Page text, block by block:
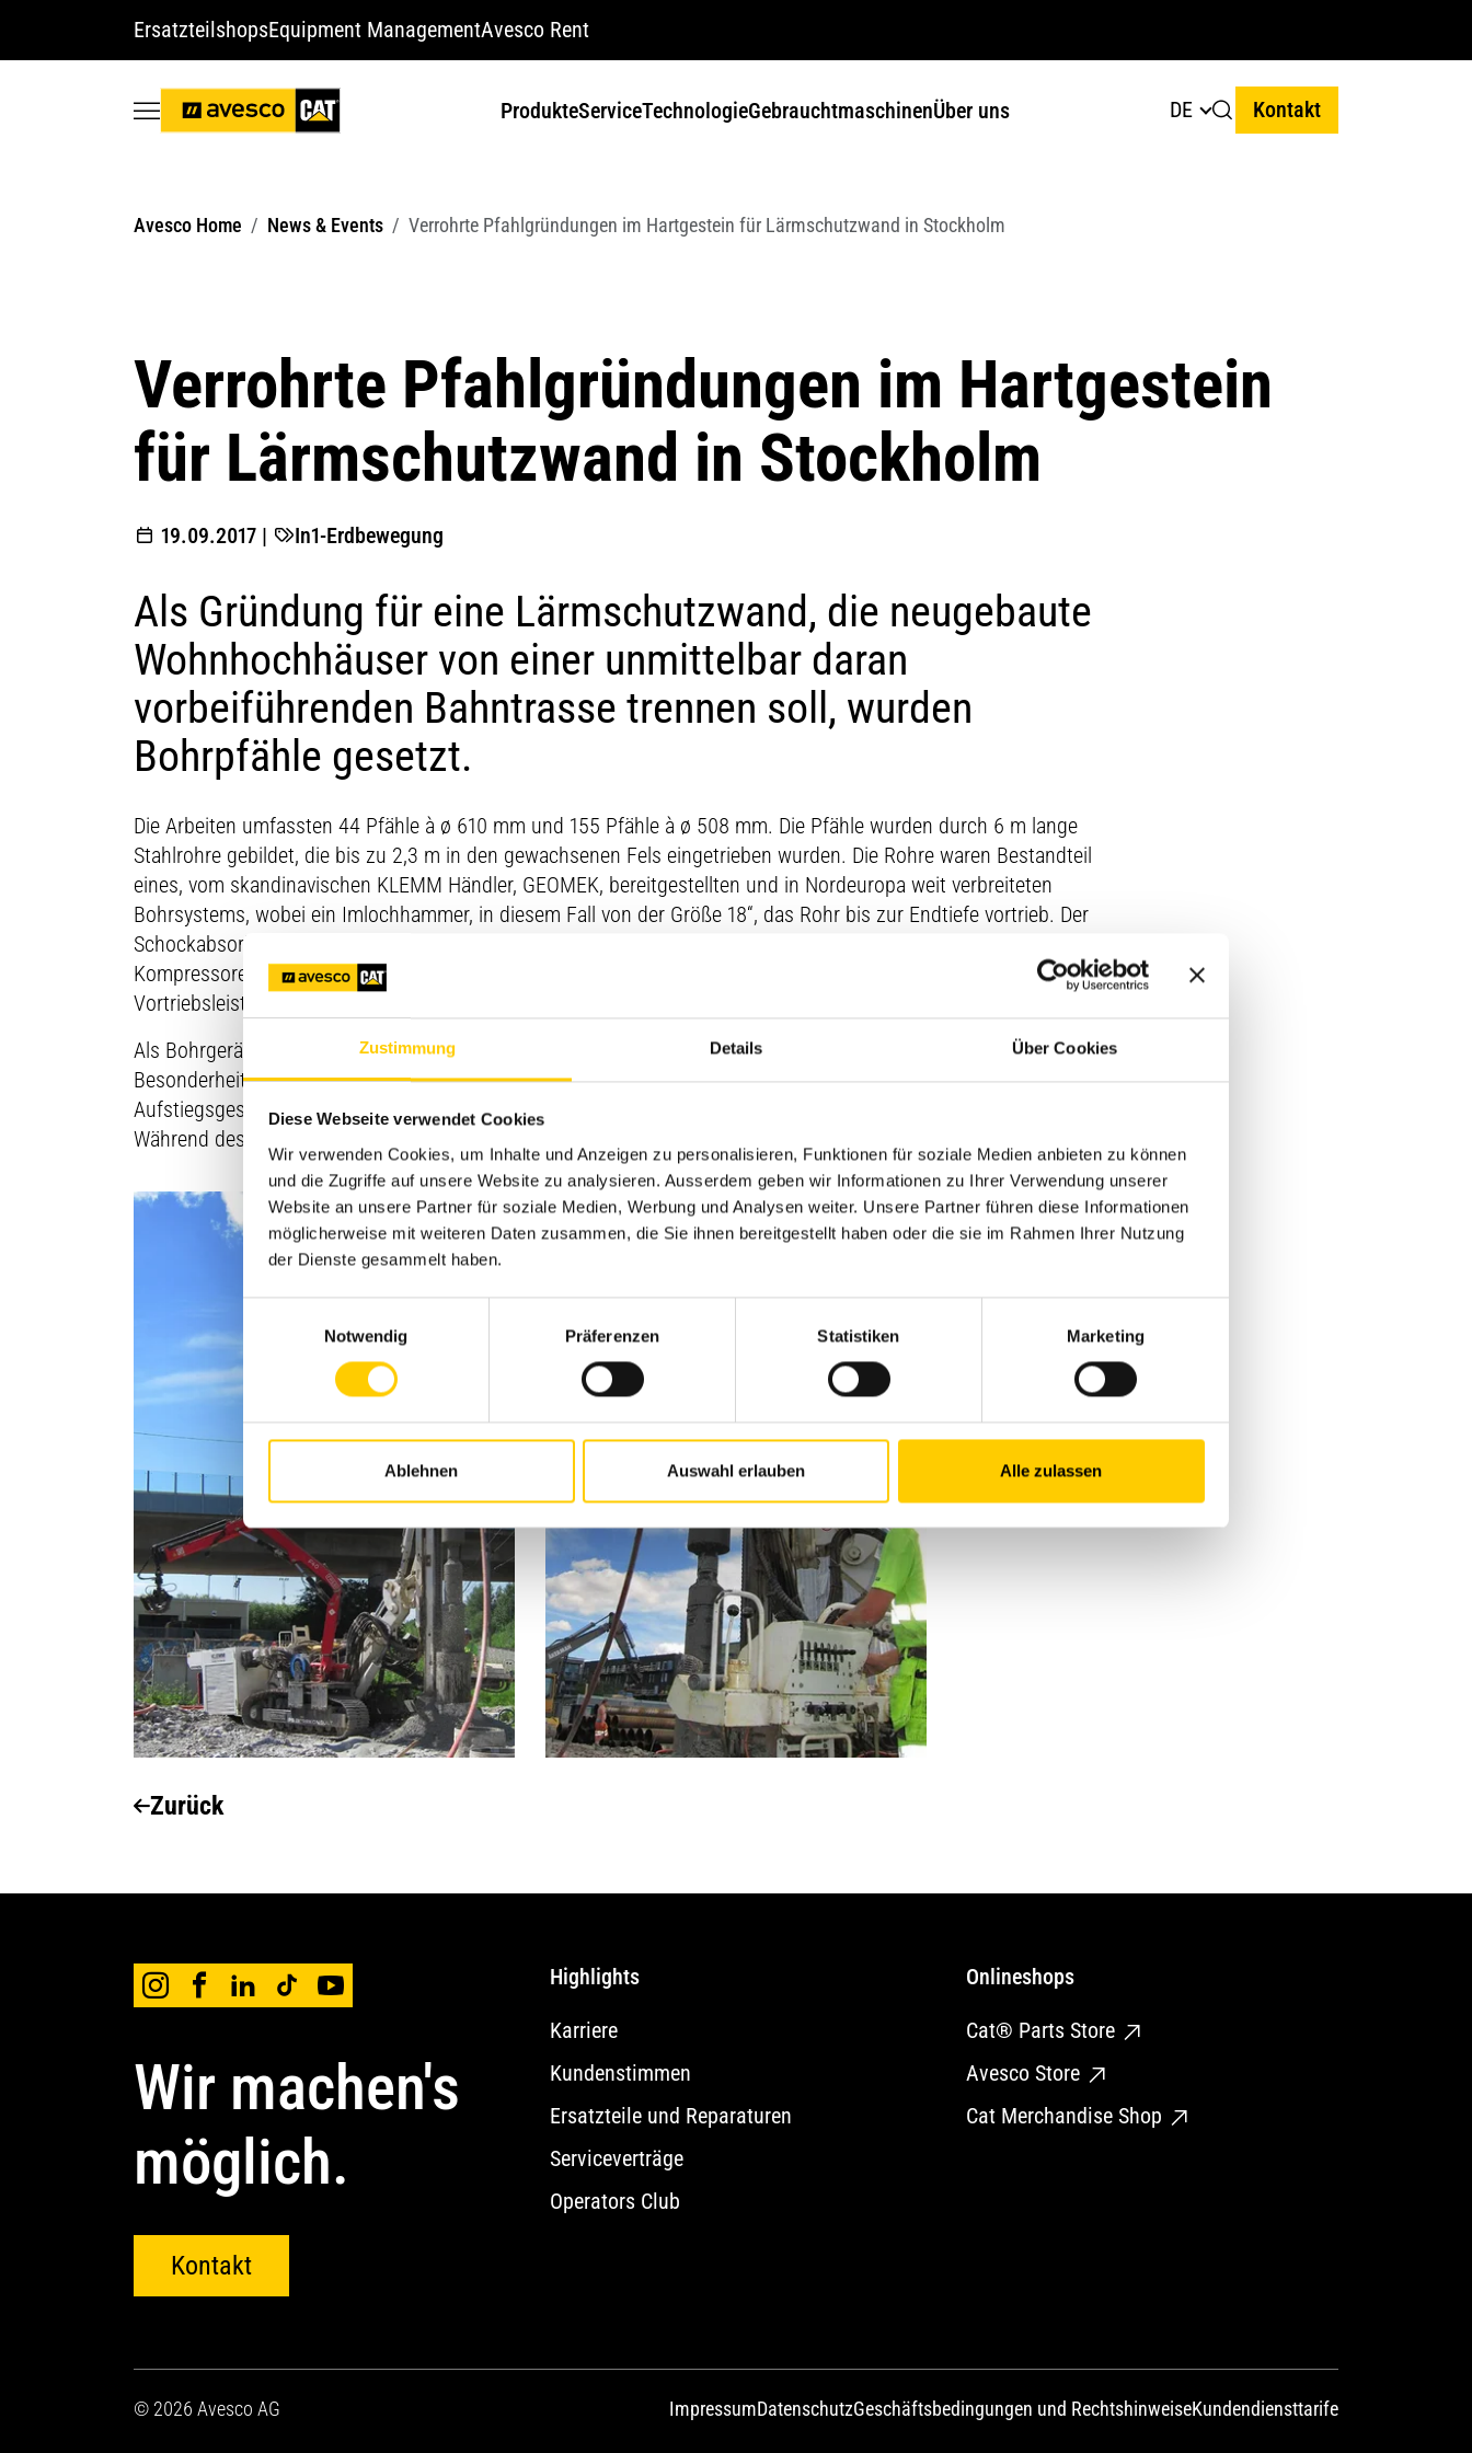
Zustimmung Details Über Cookies
Diese Webseite verwendet Cookies
Wir verwenden Cookies, um Inhalte und Anzeigen zu personalisieren, Funktionen für soziale Medien anbieten zu können
und die Zugriffe auf unsere Website zu analysieren. Ausserdem geben wir Informationen zu Ihrer Verwendung unserer
Website an unsere Partner für soziale Medien, Werbung und Analysen weiter. Unsere Partner führen diese Informationen
möglicherweise mit weiteren Daten zusammen, die Sie ihnen bereitgestellt haben oder die sie im Rahmen Ihrer Nutzung
der Dienste gesammelt haben.
Notwendig
Präferenzen Statistiken Marketing
Ablehnen Auswahl erlauben Alle zulassen
ErsatzteilshopsEquipment ManagementAvesco Rent
ProdukteServiceTechnologieGebrauchtmaschinenÜber uns DE Kontakt
Avesco Home News & Events Verrohrte Pfahlgründungen im Hartgestein für Lärmschutzwand in Stockholm
Verrohrte Pfahlgründungen im Hartgestein
für Lärmschutzwand in Stockholm
19.09.2017 | In1-Erdbewegung
Als Gründung für eine Lärmschutzwand, die neugebaute
Wohnhochhäuser von einer unmittelbar daran
vorbeiführenden Bahntrasse trennen soll, wurden
Bohrpfähle gesetzt.
Die Arbeiten umfassten 44 Pfähle à ø 610 mm und 155 Pfähle à ø 508 mm. Die Pfähle wurden durch 6 m lange
Stahlrohre gebildet, die bis zu 2,3 m in den gewachsenen Fels eingetrieben wurden. Die Rohre waren Bestandteil
eines, vom skandinavischen KLEMM Händler, GEOMEK, bereitgestellten und in Nordeuropa weit verbreiteten
Bohrsystems, wobei ein Imlochhammer, in diesem Fall von der Größe 18“, das Rohr bis zur Endtiefe vortrieb. Der
Schockabsorber des Tieflochhammers war für 18“ klassifiziert. Es wurde eine Kompressorleistung von 2 Stück
Kompressoren mit je 27 m³/h und 25 bar bereitgestellt. Deren Kunde, die Firma PS BORRKONSULT, erzielte eine
Vortriebsleistung von ca. 2,3 m in 25 Minuten im kompakten Fels.
Als Bohrgerät kam eine 2011 gelieferte KLEMM KR 806-5 zum Einsatz, die bei der Firma GEOMEK für die
Besonderheiten des Bohrverfahrens ausgerüstet wurde. Der Bohrstrang bestand zur Erhöhung der
Aufstiegsgeschwindigkeit aus einem „aufgedoppelten“ Gestänge mit ø 406 mm und einer Seele von ø 193,7 mm.
Während des Bohrbetriebs lief der Dieselmotor mit nur ca. 860 min-1.
Zurück
Wir machen's
möglich.
Kontakt
Highlights
Karriere
Kundenstimmen
Ersatzteile und Reparaturen
Serviceverträge
Operators Club
Onlineshops
Cat® Parts Store
Avesco Store
Cat Merchandise Shop
ImpressumDatenschutzGeschäftsbedingungen und RechtshinweiseKundendiensttarife
© 2026 Avesco AG